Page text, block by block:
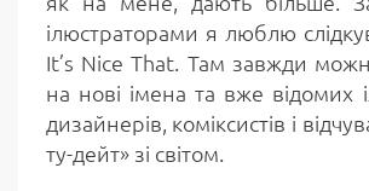
ілюстраторами я люблю
It’s Nice That. Там завжди
на нові імена та вже відомих
дизайнерів, коміксистів і
ту-дейт» зі світом.